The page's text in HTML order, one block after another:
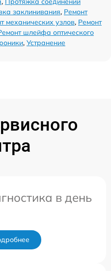
заклинивания, Ремонт
механических узлов, Ремонт
шлейфа оптического
, Устранение
в день